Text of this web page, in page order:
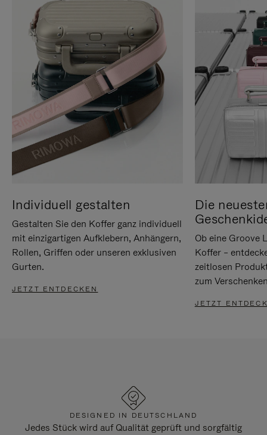
Individuell gestalten
Gestalten Sie den Koffer ganz individuell
mit einzigartigen Aufklebern, Anhängern,
Rollen, Griffen oder unseren exklusiven
Gurten.
JETZT ENTDECKEN
Die
Ob eine Groove
Koffer –
zeitlosen
zum
JETZT
DESIGNED IN DEUTSCHLAND
Jedes Stück wird auf Qualität geprüft und sorgfältig